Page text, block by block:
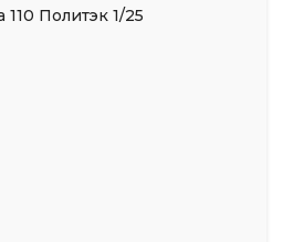
110 Политэк 1/25